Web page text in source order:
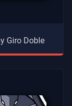
Giro Doble